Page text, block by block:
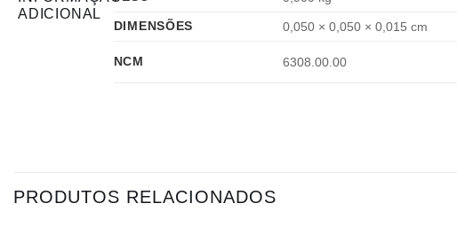
ADICIONAL
DIMENSÕES
0,050 × 0,050 × 0,015 cm
NCM 6308.00.00
PRODUTOS RELACIONADOS